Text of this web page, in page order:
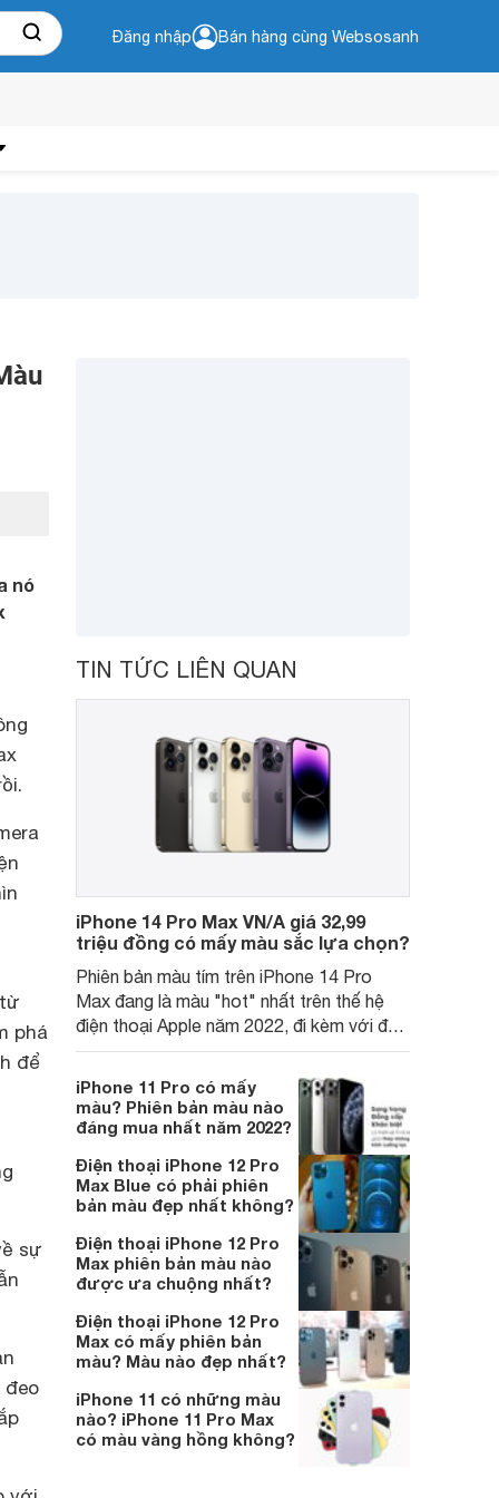
Đăng nhập Bán hàng cùng Websosanh
nó
phá
để
sự
đeo
TIN TỨC LIÊN QUAN
iPhone 14 Pro Max VN/A giá 32,99
triệu đồng có mấy màu sắc lựa chọn?
Phiên bản màu tím trên iPhone 14 Pro
Max đang là màu "hot" nhất trên thế hệ
điện thoại Apple năm 2022, đi kèm với đó
thì máy cũng có thêm 3 lựa chọn màu
iPhone 11 Pro có mấy
màu? Phiên bản màu nào
đáng mua nhất năm 2022?
Điện thoại iPhone 12 Pro
Max Blue có phải phiên
bản màu đẹp nhất không?
Điện thoại iPhone 12 Pro
Max phiên bản màu nào
được ưa chuộng nhất?
Điện thoại iPhone 12 Pro
Max có mấy phiên bản
màu? Màu nào đẹp nhất?
iPhone 11 có những màu
nào? iPhone 11 Pro Max
có màu vàng hồng không?